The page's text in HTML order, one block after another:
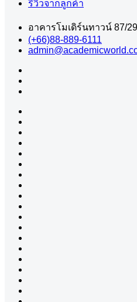
รีวิวจากลูกค้า
อาคารโมเดิร์นทาวน์ 87/
(+66)88-889-6111